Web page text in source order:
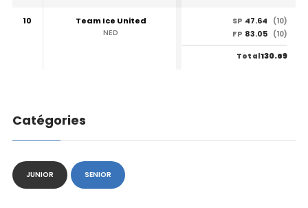
10
Team Ice United
NED
SP 47.64
(10)
FP 83.05 (10)
Total130.69
Catégories
JUNIOR SENIOR